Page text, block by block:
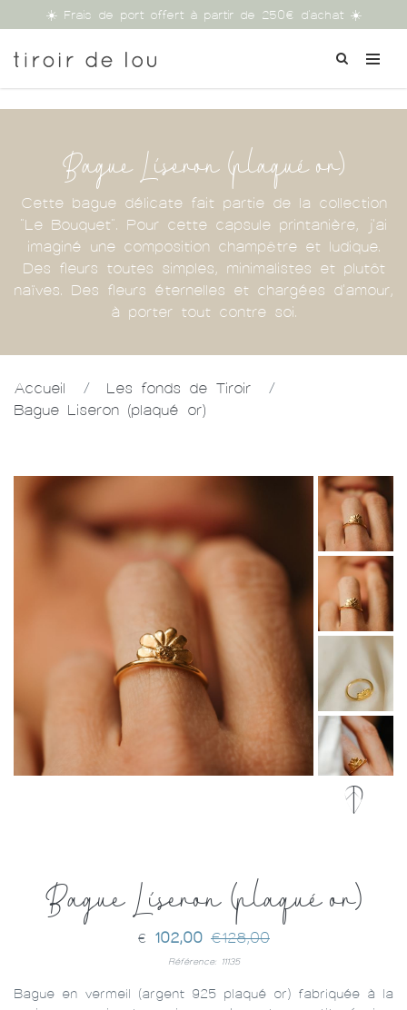
☀️ Frais de port offert à partir de 250€ d'achat ☀️
Bague Liseron (plaqué or)
Cette bague délicate fait partie de la collection
"Le Bouquet". Pour cette capsule printanière, j'ai
imaginé une composition champêtre et ludique.
Des fleurs toutes simples, minimalistes et plutôt
naïves. Des fleurs éternelles et chargées d'amour,
à porter tout contre soi.
Accueil / Les fonds de Tiroir
/
Bague Liseron (plaqué or)
Bague Liseron (plaqué or)
€ 102,00 €128,00
Référence: 11135
Bague en vermeil (argent 925 plaqué or) fabriquée à la